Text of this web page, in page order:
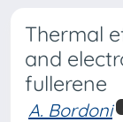
Thermal
and
fullerene
A. Bordoni